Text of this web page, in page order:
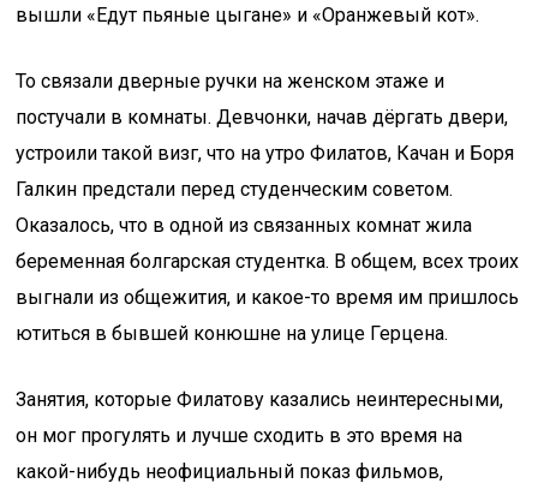
вышли «Едут пьяные цыгане» и «Оранжевый кот».
То связали дверные ручки на женском этаже и
постучали в комнаты. Девчонки, начав дёргать двери,
устроили такой визг, что на утро Филатов, Качан и Боря
Галкин предстали перед студенческим советом.
Оказалось, что в одной из связанных комнат жила
беременная болгарская студентка. В общем, всех троих
выгнали из общежития, и какое-то время им пришлось
ютиться в бывшей конюшне на улице Герцена.
Занятия, которые Филатову казались неинтересными,
он мог прогулять и лучше сходить в это время на
какой-нибудь неофициальный показ фильмов,